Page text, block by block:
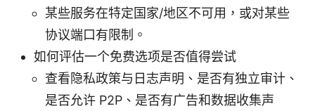
某些服务在特定国家/地区不可用，或对某些
协议端口有限制。
如何评估一个免费选项是否值得尝试
查看隐私政策与日志声明、是否有独立审计、
是否允许 P2P、是否有广告和数据收集声